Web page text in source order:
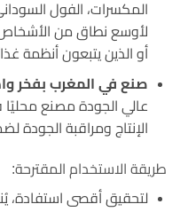
المكسرات، الفول
لأوسع نطاق من
أو الذين يتبعون أنظمة
صنع في المغرب بفخر
عالي الجودة مصنع محليًا
الإنتاج ومراقبة الجودة
طريقة الاستخدام المقترحة: